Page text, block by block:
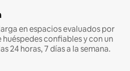
en espacios evaluados por
confiables y con un
24 horas, 7 días a la semana.